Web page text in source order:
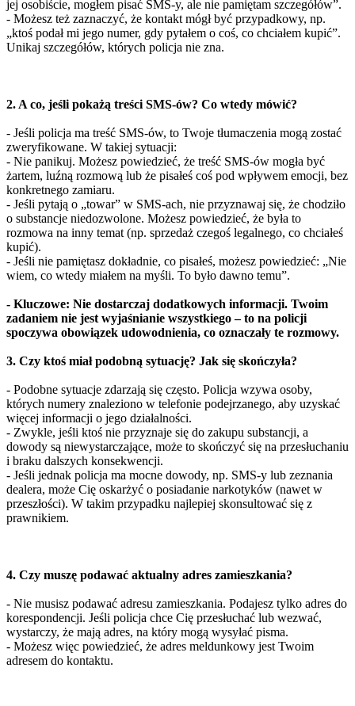
jej osobiście, mogłem pisać SMS-y, ale nie pamiętam szczegółów”.
- Możesz też zaznaczyć, że kontakt mógł być przypadkowy, np.
„ktoś podał mi jego numer, gdy pytałem o coś, co chciałem kupić”.
Unikaj szczegółów, których policja nie zna.
2. A co, jeśli pokażą treści SMS-ów? Co wtedy mówić?
- Jeśli policja ma treść SMS-ów, to Twoje tłumaczenia mogą zostać
zweryfikowane. W takiej sytuacji:
- Nie panikuj. Możesz powiedzieć, że treść SMS-ów mogła być
żartem, luźną rozmową lub że pisałeś coś pod wpływem emocji, bez
konkretnego zamiaru.
- Jeśli pytają o „towar” w SMS-ach, nie przyznawaj się, że chodziło
o substancje niedozwolone. Możesz powiedzieć, że była to
rozmowa na inny temat (np. sprzedaż czegoś legalnego, co chciałeś
kupić).
- Jeśli nie pamiętasz dokładnie, co pisałeś, możesz powiedzieć: „Nie
wiem, co wtedy miałem na myśli. To było dawno temu”.
- Kluczowe: Nie dostarczaj dodatkowych informacji. Twoim
zadaniem nie jest wyjaśnianie wszystkiego – to na policji
spoczywa obowiązek udowodnienia, co oznaczały te rozmowy.
3. Czy ktoś miał podobną sytuację? Jak się skończyła?
- Podobne sytuacje zdarzają się często. Policja wzywa osoby,
których numery znaleziono w telefonie podejrzanego, aby uzyskać
więcej informacji o jego działalności.
- Zwykle, jeśli ktoś nie przyznaje się do zakupu substancji, a
dowody są niewystarczające, może to skończyć się na przesłuchaniu
i braku dalszych konsekwencji.
- Jeśli jednak policja ma mocne dowody, np. SMS-y lub zeznania
dealera, może Cię oskarżyć o posiadanie narkotyków (nawet w
przeszłości). W takim przypadku najlepiej skonsultować się z
prawnikiem.
4. Czy muszę podawać aktualny adres zamieszkania?
- Nie musisz podawać adresu zamieszkania. Podajesz tylko adres do
korespondencji. Jeśli policja chce Cię przesłuchać lub wezwać,
wystarczy, że mają adres, na który mogą wysyłać pisma.
- Możesz więc powiedzieć, że adres meldunkowy jest Twoim
adresem do kontaktu.